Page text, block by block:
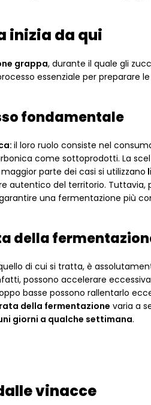
inizia da qui
grappa, durante il quale gli
essenziale per preparare
fondamentale
il loro ruolo consiste nel
come sottoprodotti. La
parte dei casi si utilizzano
autentico del territorio. Tuttavia,
una fermentazione più
della
di cui si tratta, è
possono accelerare
basse possono rallentarlo
della fermentazione varia a
giorni a qualche settimana.
vinacce